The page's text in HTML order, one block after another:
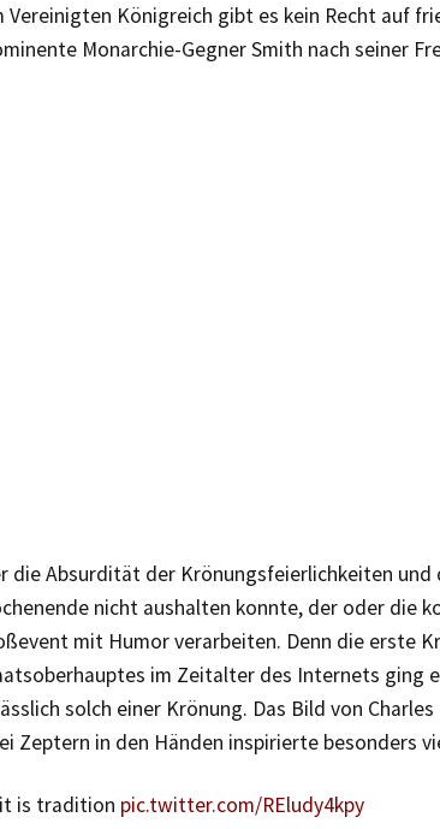
Vereinigten Königreich gibt es kein Recht auf
Monarchie-Gegner Smith nach seiner
die Absurdität der Krönungsfeierlichkeiten
nicht aushalten konnte, der oder die
mit Humor verarbeiten. Denn die erste
im Zeitalter des Internets ging
solch einer Krönung. Das Bild von
Zeptern in den Händen inspirierte besonders
is tradition pic.twitter.com/REludy4kpy